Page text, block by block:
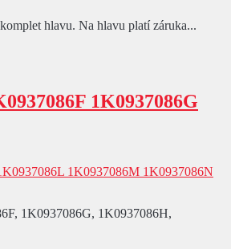
hlavu. Na hlavu platí záruka...
1K0937086G
1K0937086G, 1K0937086H,